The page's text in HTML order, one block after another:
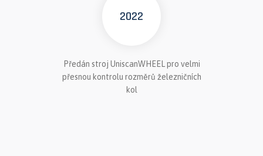
2022
Předán stroj UniscanWHEEL pro velmi
přesnou kontrolu rozměrů železničních
kol